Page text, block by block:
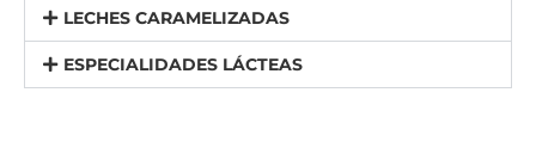
LECHES CARAMELIZADAS
ESPECIALIDADES LÁCTEAS